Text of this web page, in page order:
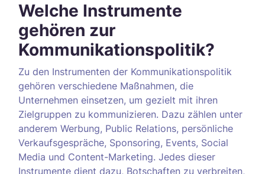
Welche Instrumente
gehören zur
Kommunikationspolitik?
Zu den Instrumenten der Kommunikationspolitik
gehören verschiedene Maßnahmen, die
Unternehmen einsetzen, um gezielt mit ihren
Zielgruppen zu kommunizieren. Dazu zählen unter
anderem Werbung, Public Relations, persönliche
Verkaufsgespräche, Sponsoring, Events, Social
Media und Content-Marketing. Jedes dieser
Instrumente dient dazu, Botschaften zu verbreiten,